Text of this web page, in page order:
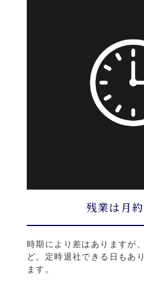
残業は月
時期により差はありますが
ど。定時退社できる日もあ
ます。